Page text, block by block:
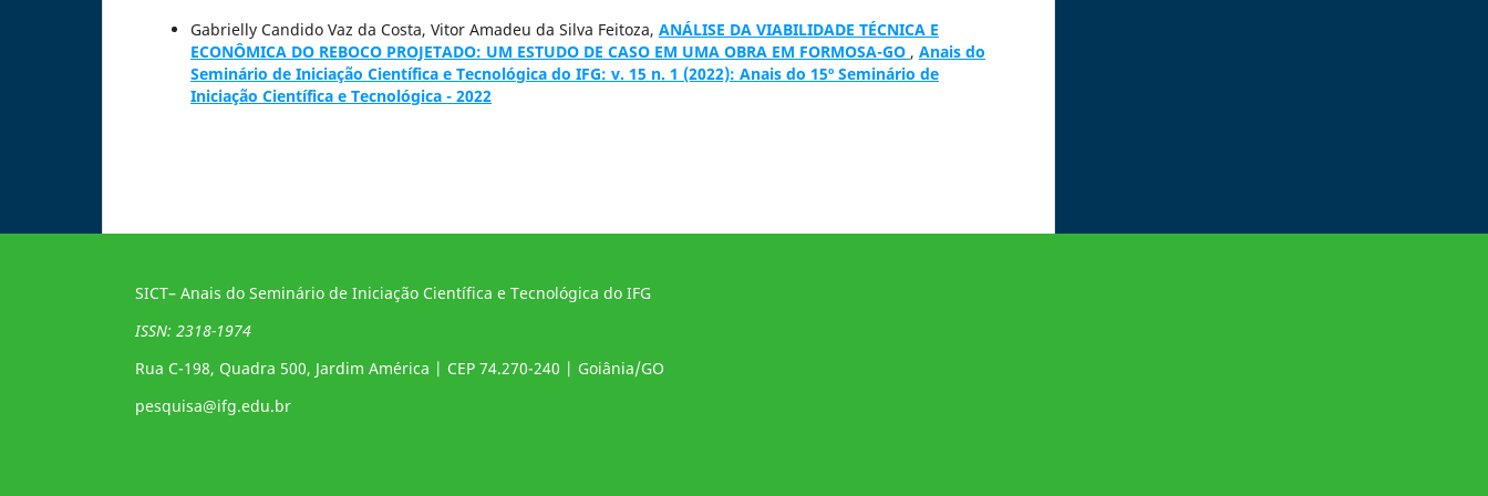
Gabrielly Candido Vaz da Costa, Vitor Amadeu da Silva Feitoza, ANÁLISE DA VIABILIDADE TÉCNICA E
ECONÔMICA DO REBOCO PROJETADO: UM ESTUDO DE CASO EM UMA OBRA EM FORMOSA-GO , Anais do
Seminário de Iniciação Científica e Tecnológica do IFG: v. 15 n. 1 (2022): Anais do 15º Seminário de
Iniciação Científica e Tecnológica - 2022
SICT– Anais do Seminário de Iniciação Científica e Tecnológica do IFG
ISSN: 2318-1974
Rua C-198, Quadra 500, Jardim América | CEP 74.270-240 | Goiânia/GO
pesquisa@ifg.edu.br